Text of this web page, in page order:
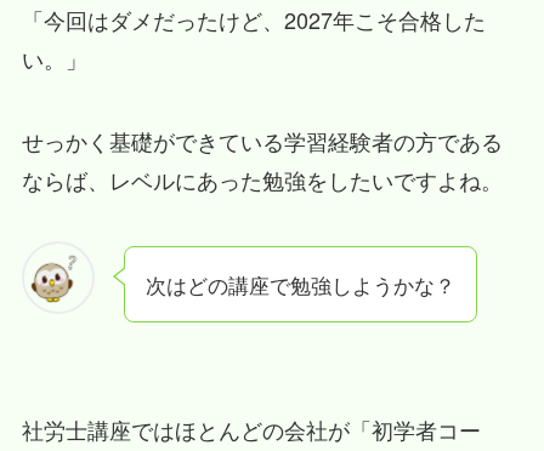
「今回はダメだったけど、2027年こそ合格した
い。」
せっかく基礎ができている学習経験者の方である
ならば、レベルにあった勉強をしたいですよね。
次はどの講座で勉強しようかな？
社労士講座ではほとんどの会社が「初学者コー